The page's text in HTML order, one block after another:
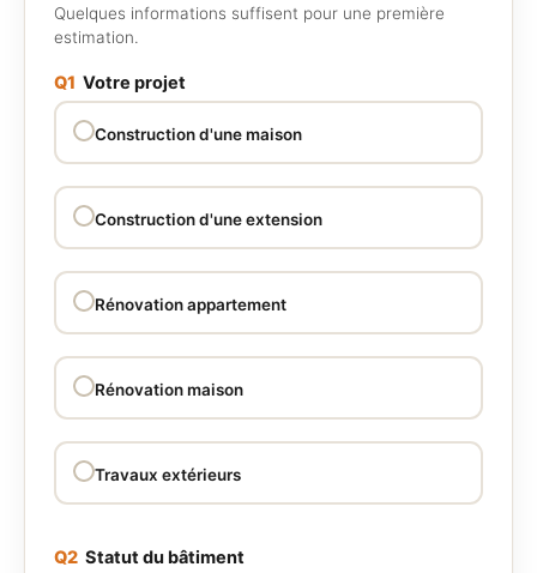
Quelques informations suffisent pour une première
estimation.
Q1 Votre projet
Construction d'une maison
Construction d'une extension
Rénovation appartement
Rénovation maison
Travaux extérieurs
Q2 Statut du bâtiment